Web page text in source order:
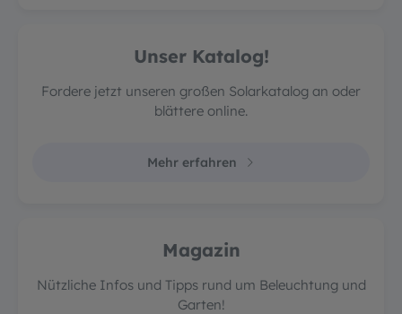
Unser Katalog!
Fordere jetzt unseren großen Solarkatalog an oder
blättere online.
Mehr erfahren
Magazin
Nützliche Infos und Tipps rund um Beleuchtung und
Garten!